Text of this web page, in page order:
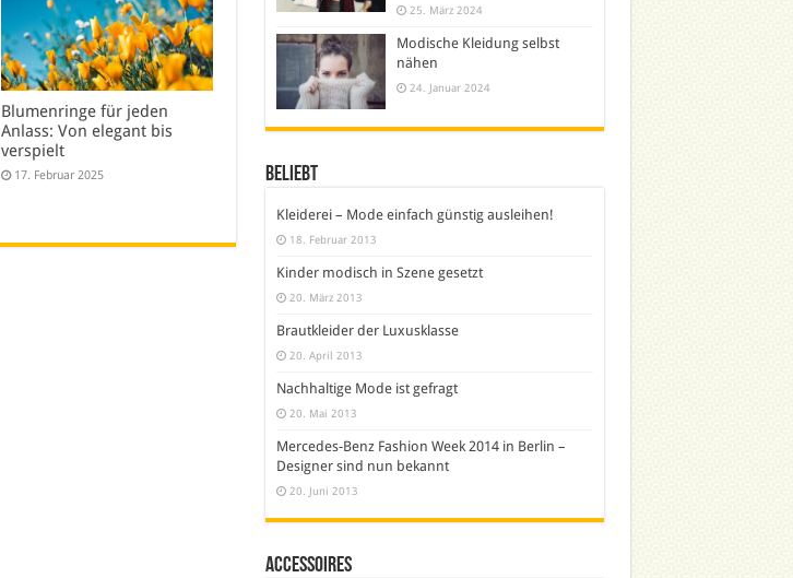
Blumenringe für jeden
Anlass: Von elegant bis
verspielt
17. Februar 2025
25. März 2024
Modische Kleidung selbst
nähen
24. Januar 2024
Beliebt
Kleiderei – Mode einfach günstig ausleihen!
18. Februar 2013
Kinder modisch in Szene gesetzt
20. März 2013
Brautkleider der Luxusklasse
20. April 2013
Nachhaltige Mode ist gefragt
20. Mai 2013
Mercedes-Benz Fashion Week 2014 in Berlin –
Designer sind nun bekannt
20. Juni 2013
Accessoires